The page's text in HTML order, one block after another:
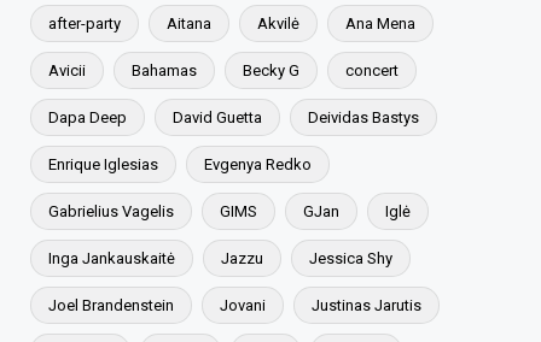
after-party Aitana Akvilė Ana Mena
Avicii Bahamas Becky G concert
Dapa Deep David Guetta Deividas Bastys
Enrique Iglesias Evgenya Redko
Gabrielius Vagelis GIMS GJan Iglė
Inga Jankauskaitė Jazzu Jessica Shy
Joel Brandenstein Jovani Justinas Jarutis